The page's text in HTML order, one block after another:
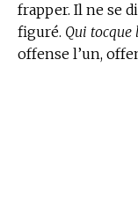
frapper. Il ne se
figuré. Qui tocque
offense l’un,